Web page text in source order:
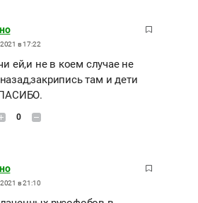
в 17:22
ей,и не в коем случае не
там и дети
0
в 21:10